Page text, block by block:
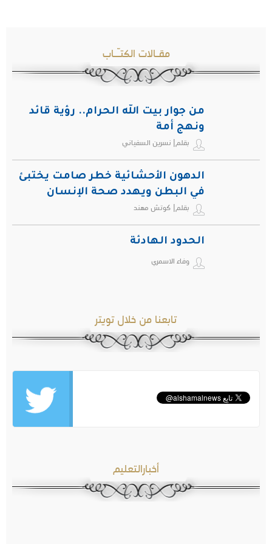
مقـالات الكتـّـاب
من جوار بيت الله الحرام.. رؤية قائد
ونهج أمة
بقلم| نسرين السفياني
الدهون الأحشائية خطر صامت يختبئ
في البطن ويهدد صحة الإنسان
بقلم| كوتش مهند
الحدود الهادئة
وفاء الاسمري
تابعنا من خلال تويتر
أخبارالتعليم